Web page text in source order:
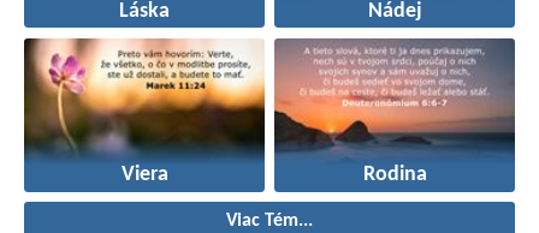
Láska Nádej
Viera Rodina
Viac Tém...